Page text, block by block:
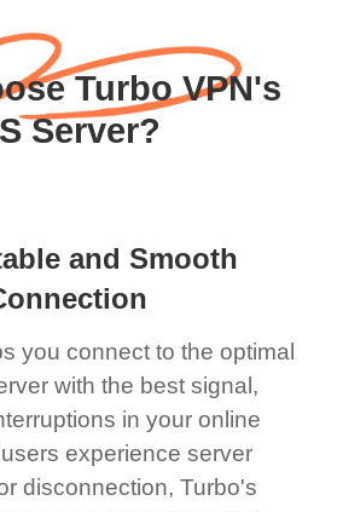
Turbo VPN's
Server?
and Smooth
you connect to the optimal
with the best signal,
in your online
experience server
disconnection, Turbo's